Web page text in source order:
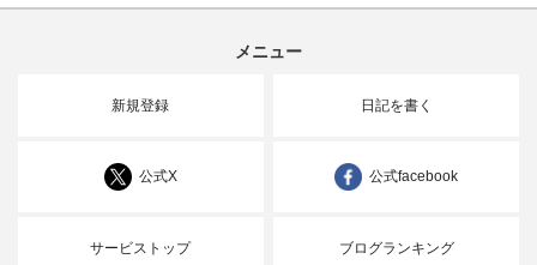
メニュー
新規登録 日記を書く
公式X 公式facebook
サービストップ ブログランキング